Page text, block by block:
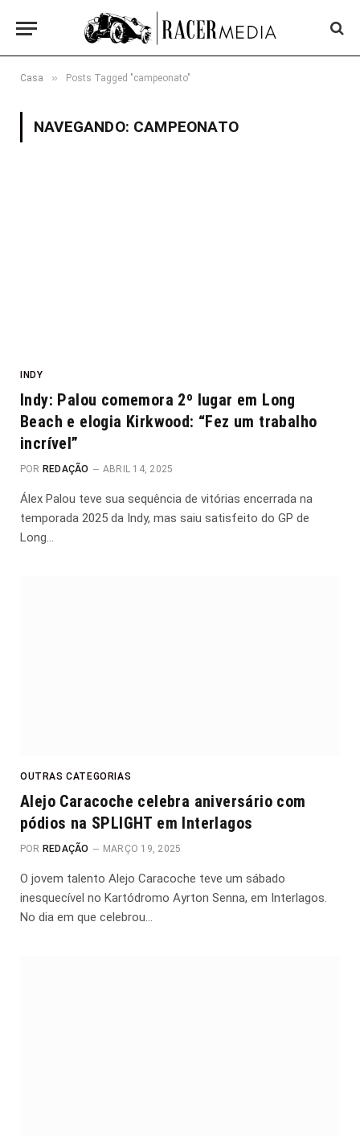
Casa » Posts Tagged "campeonato"
NAVEGANDO: CAMPEONATO
INDY
Indy: Palou comemora 2º lugar em Long
Beach e elogia Kirkwood: “Fez um trabalho
incrível”
POR REDAÇÃO ABRIL 14, 2025
Álex Palou teve sua sequência de vitórias encerrada na
temporada 2025 da Indy, mas saiu satisfeito do GP de
Long…
OUTRAS CATEGORIAS
Alejo Caracoche celebra aniversário com
pódios na SPLIGHT em Interlagos
POR REDAÇÃO MARÇO 19, 2025
O jovem talento Alejo Caracoche teve um sábado
inesquecível no Kartódromo Ayrton Senna, em Interlagos.
No dia em que celebrou…